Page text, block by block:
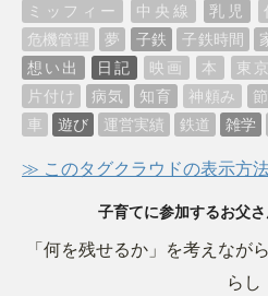
ミッフィー
中央線 乳児
危機管理
夢 子鉄 子鉄時間
想い出
日記 映画 本 東
片付け
病気 知育 神頼み
車
遊び 運営実績 鉄道 雑学
≫ このタグクラウドの表示方
子育てに参加するお父
「何を残せるか」を考えなが
らし